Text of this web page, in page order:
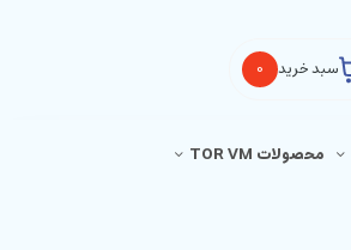
سبد خرید 0
محصولات TOR VM